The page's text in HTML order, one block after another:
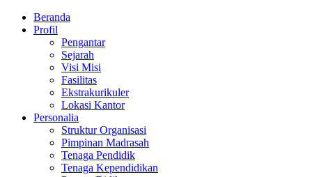
Beranda
Profil
Pengantar
Sejarah
Visi Misi
Fasilitas
Ekstrakurikuler
Lokasi Kantor
Personalia
Struktur Organisasi
Pimpinan Madrasah
Tenaga Pendidik
Tenaga Kependidikan